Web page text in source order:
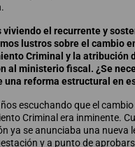
viviendo el recurrente y
lustros sobre el cambio
Criminal y la atribución
al ministerio fiscal. ¿Se
una reforma estructural en
escuchando que el cambio
Criminal era inminente.
ya se anunciaba una nueva
y a punto de